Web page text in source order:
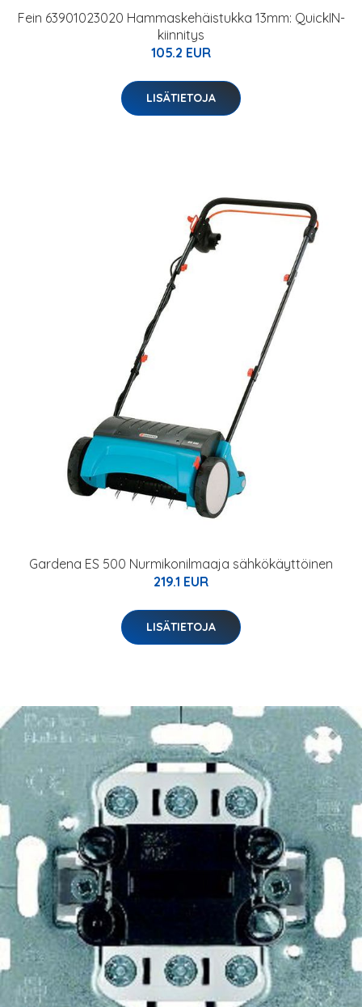
Fein 63901023020 Hammaskehäistukka 13mm: QuickIN-
kiinnitys
105.2 EUR
LISÄTIETOJA
Gardena ES 500 Nurmikonilmaaja sähkökäyttöinen
219.1 EUR
LISÄTIETOJA